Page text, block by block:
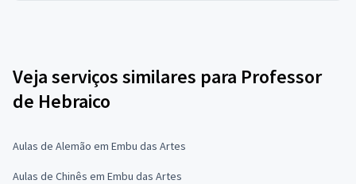
Veja serviços similares para Professor
de Hebraico
Aulas de Alemão em Embu das Artes
Aulas de Chinês em Embu das Artes